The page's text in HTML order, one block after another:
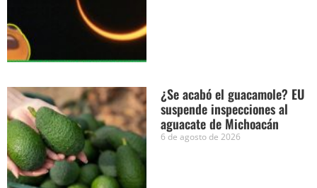
¿Se acabó el guacamole? EU
suspende inspecciones al
aguacate de Michoacán
6 de agosto de 2026